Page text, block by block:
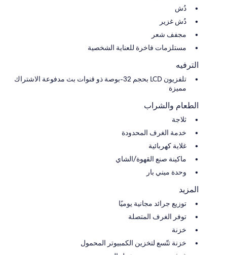
دُش
دُش غزير
مجفف شعر
مستلزمات فاخرة للعناية الشخصية
الترفيه
تلفزيون LCD بحجم 32-بوصة ذو قنوات بث مدفوعة الاشتراك
مميزة
الطعام والشراب
ثلاجة
خدمة الغرف المحدودة
غلاية كهربائية
ماكينة صنع القهوة/الشاي
وحدة ميني بار
المزيد
توزيع جرائد مجانية يوميًا
توفر الغرف المتصلة
خزنة
خزنة تتّسع لتخزين الكمبيوتر المحمول